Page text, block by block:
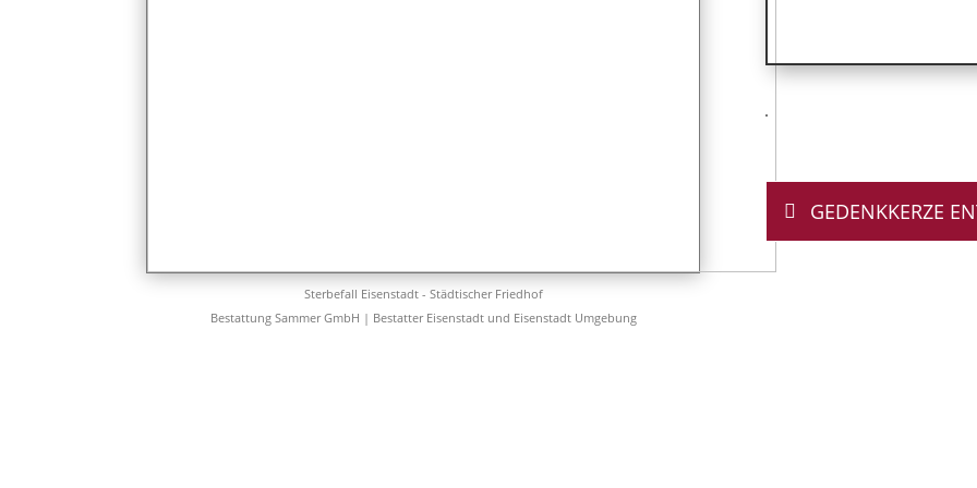
Sterbefall Eisenstadt - Städtischer Friedhof
Bestattung Sammer GmbH | Bestatter Eisenstadt und Eisenstadt Umgebung
GEDENKKERZE